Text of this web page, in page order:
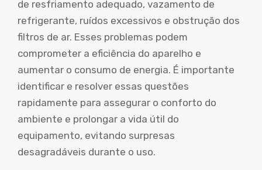
de resfriamento adequado, vazamento de
refrigerante, ruídos excessivos e obstrução dos
filtros de ar. Esses problemas podem
comprometer a eficiência do aparelho e
aumentar o consumo de energia. É importante
identificar e resolver essas questões
rapidamente para assegurar o conforto do
ambiente e prolongar a vida útil do
equipamento, evitando surpresas
desagradáveis durante o uso.